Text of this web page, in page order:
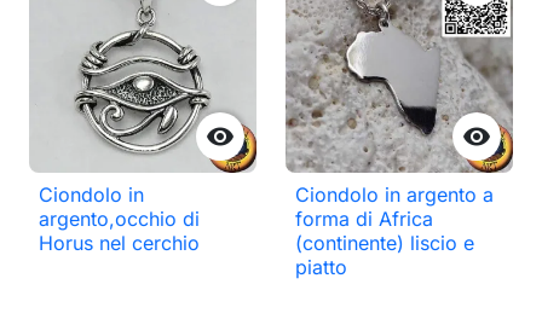

Ciondolo in
argento,occhio di
Horus nel cerchio

Ciondolo in argento a
forma di Africa
(continente) liscio e
piatto